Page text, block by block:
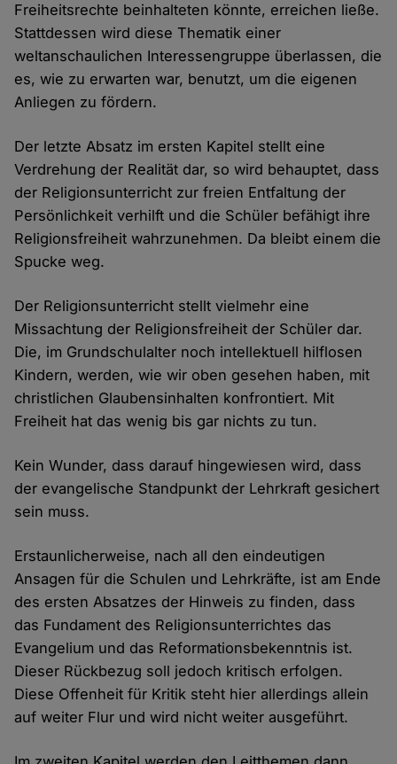
Freiheitsrechte beinhalteten könnte, erreichen ließe.
Stattdessen wird diese Thematik einer
weltanschaulichen Interessengruppe überlassen, die
es, wie zu erwarten war, benutzt, um die eigenen
Anliegen zu fördern.
Der letzte Absatz im ersten Kapitel stellt eine
Verdrehung der Realität dar, so wird behauptet, dass
der Religionsunterricht zur freien Entfaltung der
Persönlichkeit verhilft und die Schüler befähigt ihre
Religionsfreiheit wahrzunehmen. Da bleibt einem die
Spucke weg.
Der Religionsunterricht stellt vielmehr eine
Missachtung der Religionsfreiheit der Schüler dar.
Die, im Grundschulalter noch intellektuell hilflosen
Kindern, werden, wie wir oben gesehen haben, mit
christlichen Glaubensinhalten konfrontiert. Mit
Freiheit hat das wenig bis gar nichts zu tun.
Kein Wunder, dass darauf hingewiesen wird, dass
der evangelische Standpunkt der Lehrkraft gesichert
sein muss.
Erstaunlicherweise, nach all den eindeutigen
Ansagen für die Schulen und Lehrkräfte, ist am Ende
des ersten Absatzes der Hinweis zu finden, dass
das Fundament des Religionsunterrichtes das
Evangelium und das Reformationsbekenntnis ist.
Dieser Rückbezug soll jedoch kritisch erfolgen.
Diese Offenheit für Kritik steht hier allerdings allein
auf weiter Flur und wird nicht weiter ausgeführt.